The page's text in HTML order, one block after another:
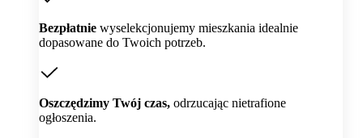
Bezpłatnie wyselekcjonujemy mieszkania idealnie
dopasowane do Twoich potrzeb.
Oszczędzimy Twój czas, odrzucając nietrafione
ogłoszenia.